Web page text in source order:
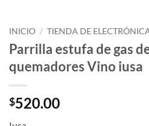
INICIO / TIENDA DE
Parrilla estufa de gas
quemadores Vino iusa
$520.00